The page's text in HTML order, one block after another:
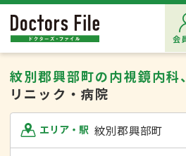
会
紋別郡興部町の内視鏡内科
リニック・病院
エリア・駅 紋別郡興部町